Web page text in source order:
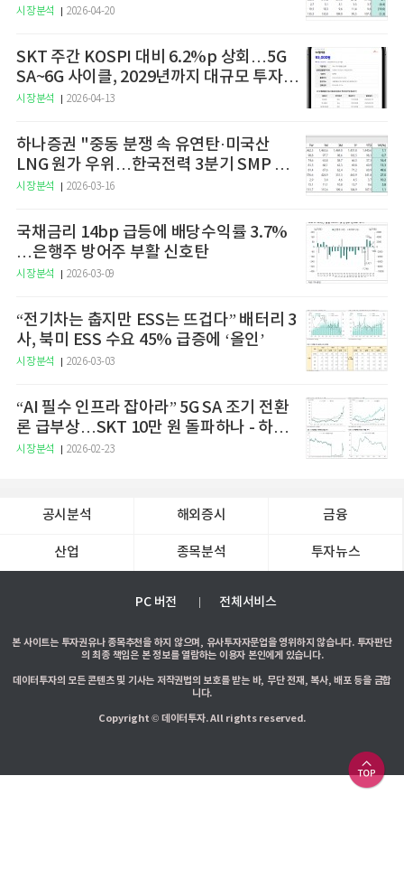
시장분석 2026-04-20
SKT 주간 KOSPI 대비 6.2%p 상회…5G
SA~6G 사이클, 2029년까지 대규모 투자
예고
시장분석 2026-04-13
하나증권 "중동 분쟁 속 유연탄·미국산
LNG 원가 우위…한국전력 3분기 SMP 상
승 전망"
시장분석 2026-03-16
국채금리 14bp 급등에 배당수익률 3.7%
…은행주 방어주 부활 신호탄
시장분석 2026-03-09
“전기차는 춥지만 ESS는 뜨겁다” 배터리 3
사, 북미 ESS 수요 45% 급증에 ‘올인’
시장분석 2026-03-03
“AI 필수 인프라 잡아라” 5G SA 조기 전환
론 급부상…SKT 10만 원 돌파하나 - 하나
증권
시장분석 2026-02-23
공시분석 해외증시 금융
산업 종목분석 투자뉴스
PC 버전 전체서비스
본 사이트는 투자권유나 종목추천을 하지 않으며, 유사투자자문업을 영위하지 않습니다. 투자판단
의 최종 책임은 본 정보를 열람하는 이용자 본인에게 있습니다.
데이터투자의 모든 콘텐츠 및 기사는 저작권법의 보호를 받는 바, 무단 전재, 복사, 배포 등을 금합
니다.
Copyright © 데이터투자. All rights reserved.